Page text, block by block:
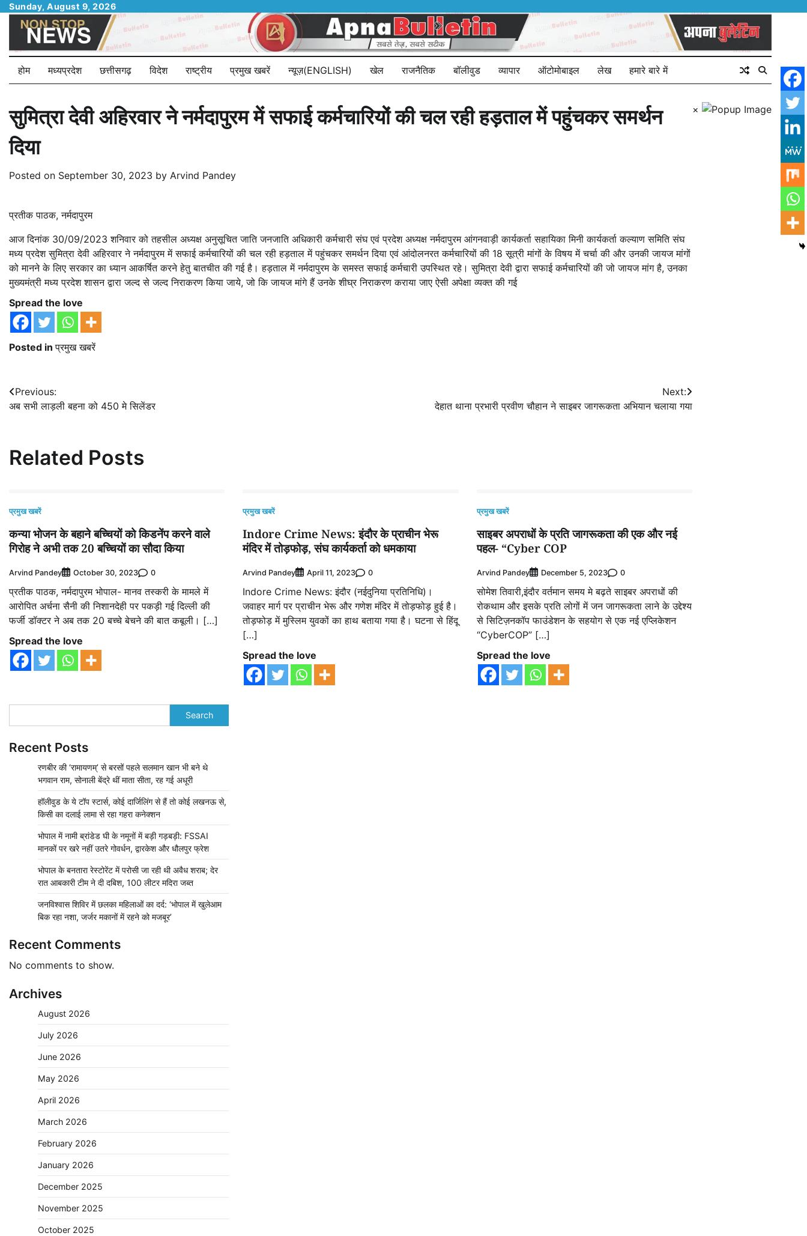
Skip
content
Sunday, August 9, 2026
होम मध्यप्रदेश छत्तीसगढ़ विदेश राष्ट्रीय प्रमुख खबरें न्यूज़(ENGLISH) खेल राजनैतिक बॉलीवुड व्यापार ऑटोमोबाइल लेख हमारे बारे में
सुमित्रा देवी अहिरवार ने नर्मदापुरम में सफाई कर्मचारियों की चल रही हड़ताल में पहुंचकर समर्थन
दिया
Posted on September 30, 2023 by Arvind Pandey
प्रतीक पाठक, नर्मदापुरम
आज दिनांक 30/09/2023 शनिवार को तहसील अध्यक्ष अनुसूचित जाति जनजाति अधिकारी कर्मचारी संघ एवं प्रदेश अध्यक्ष नर्मदापुरम आंगनवाड़ी कार्यकर्ता सहायिका मिनी कार्यकर्ता कल्याण समिति संघ
मध्य प्रदेश सुमित्रा देवी अहिरवार ने नर्मदापुरम में सफाई कर्मचारियों की चल रही हड़ताल में पहुंचकर समर्थन दिया एवं आंदोलनरत कर्मचारियों की 18 सूत्री मांगों के विषय में चर्चा की और उनकी जायज मांगों
को मानने के लिए सरकार का ध्यान आकर्षित करने हेतु बातचीत की गई है। हड़ताल में नर्मदापुरम के समस्त सफाई कर्मचारी उपस्थित रहे। सुमित्रा देवी द्वारा सफाई कर्मचारियों की जो जायज मांग है, उनका
मुख्यमंत्री मध्य प्रदेश शासन द्वारा जल्द से जल्द निराकरण किया जाये, जो कि जायज मांगे हैं उनके शीघ्र निराकरण कराया जाए ऐसी अपेक्षा व्यक्त की गई
Spread the love
Posted inप्रमुख खबरें
Post
navigation
Previous:
अब सभी लाड़ली बहना को 450 मे सिलेंडर
Next:
देहात थाना प्रभारी प्रवीण चौहान ने साइबर जागरूकता अभियान चलाया गया
Related Posts
प्रमुख खबरें
कन्या भोजन के बहाने बच्चियों को किडनेंप करने वाले
गिरोह ने अभी तक 20 बच्चियों का सौदा किया
Arvind Pandey October 30, 2023 0
प्रतीक पाठक, नर्मदापुरम भोपाल- मानव तस्करी के मामले में
आरोपित अर्चना सैनी की निशानदेही पर पकड़ी गई दिल्ली की
फर्जी डॉक्टर ने अब तक 20 बच्चे बेचने की बात कबूली। […]
Spread the love
प्रमुख खबरें
Indore Crime News: इंदौर के प्राचीन भेरू
मंदिर में तोड़फोड़, संघ कार्यकर्ता को धमकाया
Arvind Pandey April 11, 2023 0
Indore Crime News: इंदौर (नईदुनिया प्रतिनिधि)।
जवाहर मार्ग पर प्राचीन भेरू और गणेश मंदिर में तोड़फोड़ हुई है।
तोड़फोड़ में मुस्लिम युवकों का हाथ बताया गया है। घटना से हिंदू
[…]
Spread the love
प्रमुख खबरें
साइबर अपराधों के प्रति जागरूकता की एक और नई
पहल- “Cyber COP
Arvind Pandey December 5, 2023 0
सोमेश तिवारी,इंदौर वर्तमान समय मे बढ़ते साइबर अपराधों की
रोकथाम और इसके प्रति लोगों में जन जागरूकता लाने के उद्देश्य
से सिटिज़नकॉप फाउंडेशन के सहयोग से एक नई एप्लिकेशन
“CyberCOP” […]
Spread the love
×
Search
Recent Posts
रणबीर की ‘रामायणम्’ से बरसों पहले सलमान खान भी बने थे
भगवान राम, सोनाली बेंद्रे थीं माता सीता, रह गई अधूरी
हॉलीवुड के ये टॉप स्टार्स, कोई दार्जिलिंग से हैं तो कोई लखनऊ से,
किसी का दलाई लामा से रहा गहरा कनेक्शन
भोपाल में नामी ब्रांडेड घी के नमूनों में बड़ी गड़बड़ी: FSSAI
मानकों पर खरे नहीं उतरे गोवर्धन, द्वारकेश और धौलपुर फ्रेश
भोपाल के बनतारा रेस्टोरेंट में परोसी जा रही थी अवैध शराब; देर
रात आबकारी टीम ने दी दबिश, 100 लीटर मदिरा जब्त
जनविश्वास शिविर में छलका महिलाओं का दर्द: ‘भोपाल में खुलेआम
बिक रहा नशा, जर्जर मकानों में रहने को मजबूर’
Recent Comments
No comments to show.
Archives
August 2026
July 2026
June 2026
May 2026
April 2026
March 2026
February 2026
January 2026
December 2025
November 2025
October 2025